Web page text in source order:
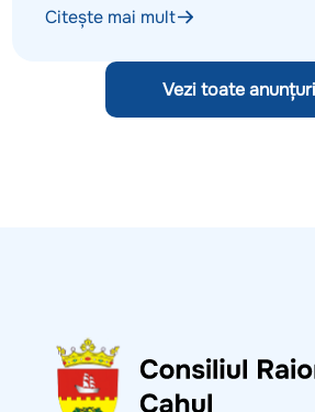
Citește mai mult
Vezi toate